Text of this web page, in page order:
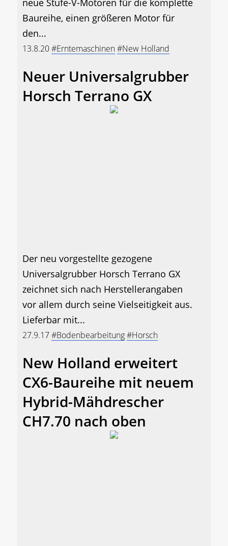
Baureihe, einen größeren Motor für
den...
13.8.20#Erntemaschinen#New Holland
Neuer Universalgrubber
Horsch Terrano GX
Der neu vorgestellte gezogene
Universalgrubber Horsch Terrano GX
zeichnet sich nach Herstellerangaben
vor allem durch seine Vielseitigkeit aus.
Lieferbar mit...
27.9.17#Bodenbearbeitung#Horsch
New Holland erweitert
CX6-Baureihe mit neuem
Hybrid-Mähdrescher
CH7.70 nach oben